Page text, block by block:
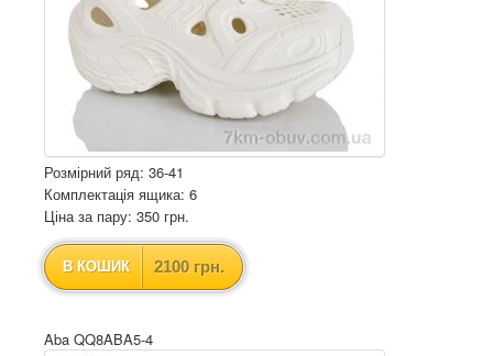
Розмірний ряд: 36-41
Комплектація ящика: 6
Ціна за пару: 350 грн.
В КОШИК 2100 грн.
Aba QQ8ABA5-4